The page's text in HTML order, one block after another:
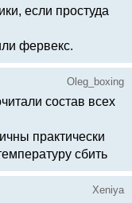
если простуда
фервекс.
Oleg_boxing
состав всех
практически
сбить
Xeniya